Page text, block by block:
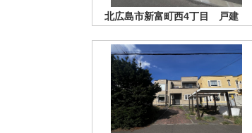
北広島市新富町西4丁目 戸建